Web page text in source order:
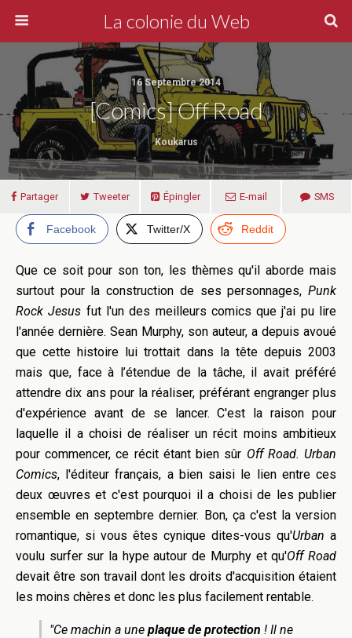
La colonie du Web
16 Septembre 2014
[Comics] Off Road
Koukarus
Partager Tweeter Épingler E-mail SMS
Facebook Twitter/X Reddit
Que ce soit pour son ton, les thèmes qu'il aborde mais
surtout pour la construction de ses personnages, Punk
Rock Jesus fut l'un des meilleurs comics que j'ai pu lire
l'année dernière. Sean Murphy, son auteur, a depuis avoué
que cette histoire lui trottait dans la tête depuis 2003
mais que, face à l’étendue de la tâche, il avait préféré
attendre dix ans pour la réaliser, préférant engranger plus
d'expérience avant de se lancer. C'est la raison pour
laquelle il a choisi de réaliser un récit moins ambitieux
pour commencer, ce récit étant bien sûr Off Road. Urban
Comics, l'éditeur français, a bien saisi le lien entre ces
deux œuvres et c'est pourquoi il a choisi de les publier
ensemble en septembre dernier. Bon, ça c'est la version
romantique, si vous êtes cynique dites-vous qu'Urban a
voulu surfer sur la hype autour de Murphy et qu'Off Road
devait être son travail dont les droits d'acquisition étaient
les moins chères et donc les plus facilement rentable.
"Ce machin a une plaque de protection ! Il ne